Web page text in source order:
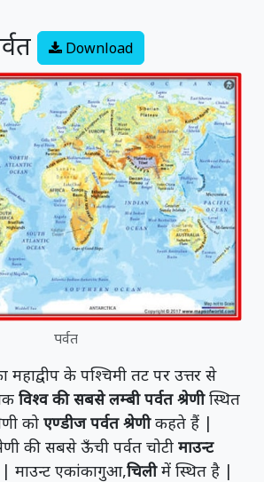
Download
पर्वत
महाद्वीप के पश्चिमी तट पर उत्तर से
विश्व की सबसे लम्बी पर्वत श्रेणीस्थित
को एण्डीज पर्वत श्रेणीकहते हैं |
की सबसे ऊँची पर्वत चोटी माउन्ट
माउन्ट एकांकागुआ,चिलीमें स्थित है |